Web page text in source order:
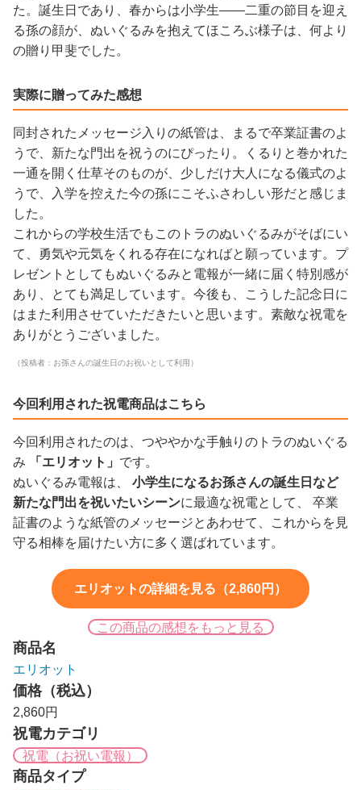
た。誕生日であり、春からは小学生——二重の節目を迎え
る孫の顔が、ぬいぐるみを抱えてほころぶ様子は、何より
の贈り甲斐でした。
実際に贈ってみた感想
同封されたメッセージ入りの紙管は、まるで卒業証書のよ
うで、新たな門出を祝うのにぴったり。くるりと巻かれた
一通を開く仕草そのものが、少しだけ大人になる儀式のよ
うで、入学を控えた今の孫にこそふさわしい形だと感じま
した。
これからの学校生活でもこのトラのぬいぐるみがそばにい
て、勇気や元気をくれる存在になればと願っています。プ
レゼントとしてもぬいぐるみと電報が一緒に届く特別感が
あり、とても満足しています。今後も、こうした記念日に
はまた利用させていただきたいと思います。素敵な祝電を
ありがとうございました。
（投稿者：お孫さんの誕生日のお祝いとして利用）
今回利用された祝電商品はこちら
今回利用されたのは、つややかな手触りのトラのぬいぐる
み
「エリオット」 です。
ぬいぐるみ電報は、 小学生になるお孫さんの誕生日など
新たな門出を祝いたいシーンに最適な祝電として、 卒業
証書のような紙管のメッセージとあわせて、これからを見
守る相棒を届けたい方に多く選ばれています。
エリオットの詳細を見る（2,860円）
この商品の感想をもっと見る
商品名
エリオット
価格（税込）
2,860円
祝電カテゴリ
祝電（お祝い電報）
商品タイプ